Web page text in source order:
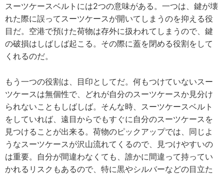
スーツケースベルトには2つの意味がある。一つは、鍵が壊
れた際に誤ってスーツケースが開いてしまうのを抑える役
目だ。空港で預けた荷物は存外に扱われてしまうので、鍵
の破損はしばしば起こる。その際に蓋を閉める役割をして
くれるのだ。
もう一つの役割は、目印としてだ。何もつけていないスー
ツケースは無個性で、どれが自分のスーツケースか見分け
られないこともしばしば。そんな時、スーツケースベルト
をしていれば、遠目からでもすぐに自分のスーツケースを
見つけることが出来る。荷物のピックアップでは、同じよ
うなスーツケースが沢山流れてくるので、見つけやすいの
は重要。自分が間違わなくても、誰かに間違って持ってい
かれるリスクもあるので、特に黒やシルバーなどの目立た